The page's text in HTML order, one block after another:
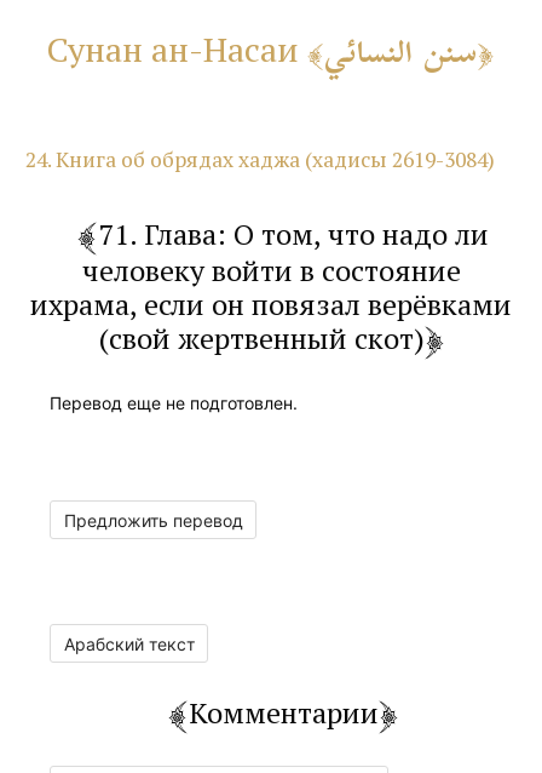
Сунан ан-Насаи سنن النسائي
24. Книга об обрядах хаджа (хадисы 2619-3084)
71. Глава: О том, что надо ли
человеку войти в состояние
ихрама, если он повязал верёвками
(свой жертвенный скот)
Перевод еще не подготовлен.
Предложить перевод
Арабский текст
Комментарии